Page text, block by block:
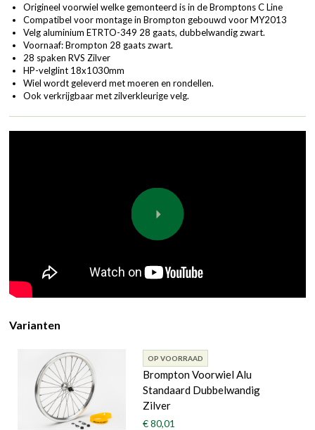
Origineel voorwiel welke gemonteerd is in de Bromptons C Line
Compatibel voor montage in Brompton gebouwd voor MY2013
Velg aluminium ETRTO-349 28 gaats, dubbelwandig zwart.
Voornaaf: Brompton 28 gaats zwart.
28 spaken RVS Zilver
HP-velglint 18x1030mm
Wiel wordt geleverd met moeren en rondellen.
Ook verkrijgbaar met zilverkleurige velg.
Varianten
OP VOORRAAD
Brompton Voorwiel Alu
Standaard Dubbelwandig
Zilver
€ 80,01